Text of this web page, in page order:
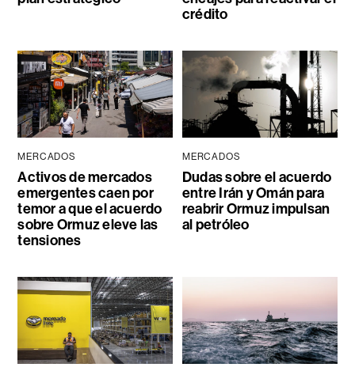
crédito
MERCADOS
Activos de mercados
emergentes caen por
temor a que el acuerdo
sobre Ormuz eleve las
tensiones
MERCADOS
Dudas sobre el acuerdo
entre Irán y Omán para
reabrir Ormuz impulsan
al petróleo